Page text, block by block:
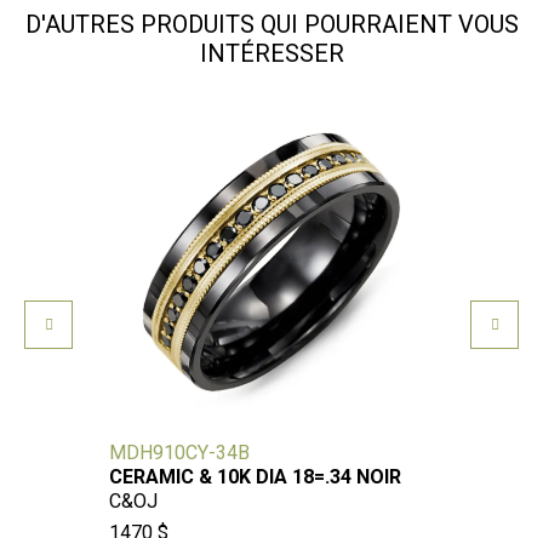
D'AUTRES PRODUITS QUI POURRAIENT VOUS
INTÉRESSER
MDH910CY-34B
CERAMIC & 10K DIA 18=.34 NOIR
C&OJ
1470 $